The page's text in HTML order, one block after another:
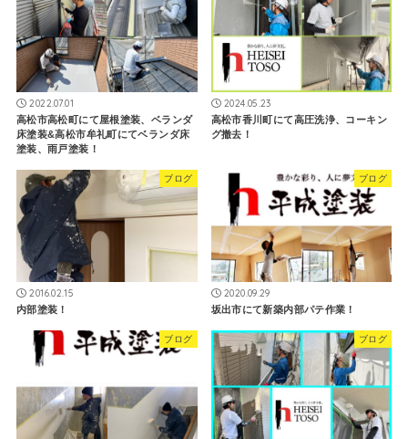
2022.07.01
高松市高松町にて屋根塗装、ベランダ
床塗装&高松市牟礼町にてベランダ床
塗装、雨戸塗装！
2024.05.23
高松市香川町にて高圧洗浄、コーキン
グ撤去！
ブログ
2016.02.15
内部塗装！
ブログ
2020.09.29
坂出市にて新築内部パテ作業！
ブログ ブログ